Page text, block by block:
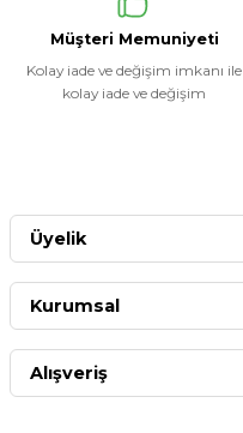
Müşteri Memuniyeti
Kolay iade ve değişim imkanı ile
kolay iade ve değişim
Üyelik
Kurumsal
Alışveriş